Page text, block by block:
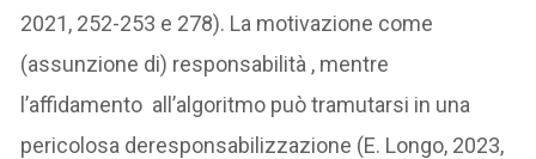
2021, 252-253 e 278). La motivazione come
(assunzione di) responsabilità , mentre
l’affidamento all’algoritmo può tramutarsi in una
pericolosa deresponsabilizzazione (E. Longo, 2023,